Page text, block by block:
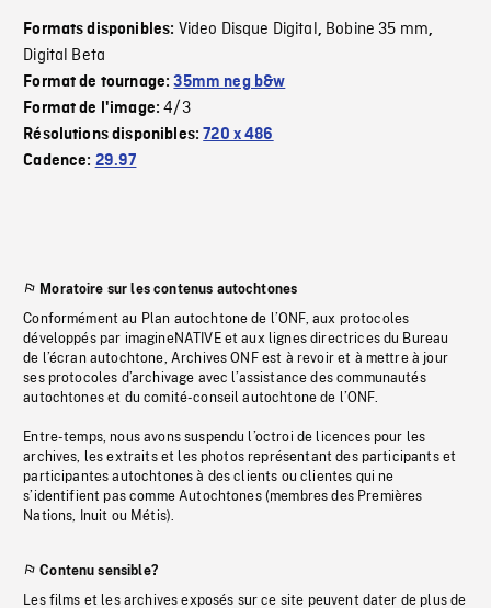
Formats disponibles: Video Disque Digital, Bobine 35 mm,
Digital Beta
Format de tournage:35mm neg b&w
Format de l'image:4/3
Résolutions disponibles:720 x 486
Cadence: 29.97
Moratoire sur les contenus autochtones
Conformément au Plan autochtone de l’ONF, aux protocoles
développés par imagineNATIVE et aux lignes directrices du Bureau
de l’écran autochtone, Archives ONF est à revoir et à mettre à jour
ses protocoles d’archivage avec l’assistance des communautés
autochtones et du comité-conseil autochtone de l’ONF.
Entre-temps, nous avons suspendu l’octroi de licences pour les
archives, les extraits et les photos représentant des participants et
participantes autochtones à des clients ou clientes qui ne
s’identifient pas comme Autochtones (membres des Premières
Nations, Inuit ou Métis).
Contenu sensible?
Les films et les archives exposés sur ce site peuvent dater de plus de